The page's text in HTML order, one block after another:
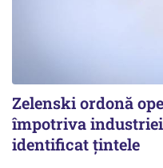
Zelenski ordonă
împotriva
identificat țintele